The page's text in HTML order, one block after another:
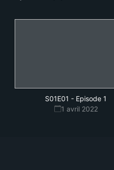
S01E01 - Episode 1
1 avril 2022